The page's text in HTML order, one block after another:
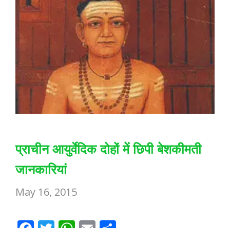
प्राचीन आयुर्वेदिक दोहों में छिपी बेशकीमती
जानकारियां
May 16, 2015